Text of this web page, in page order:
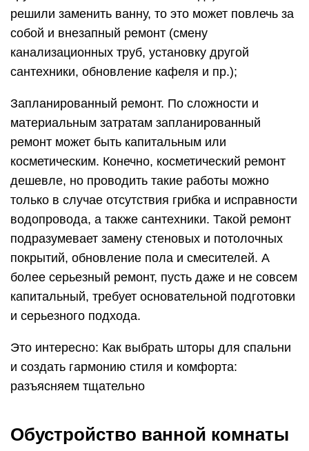
решили заменить ванну, то это может повлечь за
собой и внезапный ремонт (смену
канализационных труб, установку другой
сантехники, обновление кафеля и пр.);
Запланированный ремонт. По сложности и
материальным затратам запланированный
ремонт может быть капитальным или
косметическим. Конечно, косметический ремонт
дешевле, но проводить такие работы можно
только в случае отсутствия грибка и исправности
водопровода, а также сантехники. Такой ремонт
подразумевает замену стеновых и потолочных
покрытий, обновление пола и смесителей. А
более серьезный ремонт, пусть даже и не совсем
капитальный, требует основательной подготовки
и серьезного подхода.
Это интересно: Как выбрать шторы для спальни
и создать гармонию стиля и комфорта:
разъясняем тщательно
Обустройство ванной комнаты